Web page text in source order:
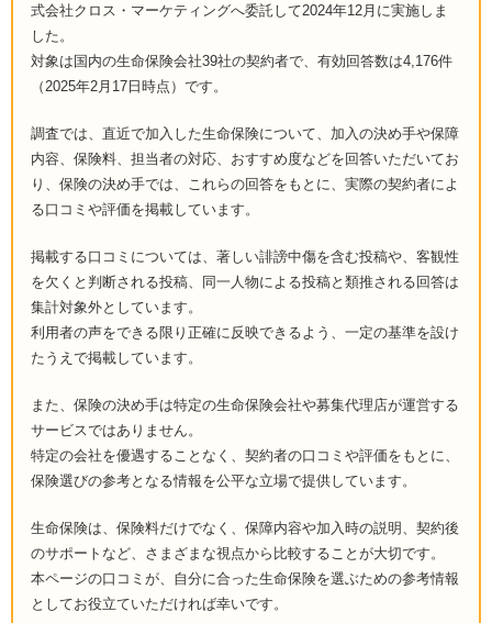
式会社クロス・マーケティングへ委託して2024年12月に実施しま
した。
対象は国内の生命保険会社39社の契約者で、有効回答数は4,176件
（2025年2月17日時点）です。
調査では、直近で加入した生命保険について、加入の決め手や保障
内容、保険料、担当者の対応、おすすめ度などを回答いただいてお
り、保険の決め手では、これらの回答をもとに、実際の契約者によ
る口コミや評価を掲載しています。
掲載する口コミについては、著しい誹謗中傷を含む投稿や、客観性
を欠くと判断される投稿、同一人物による投稿と類推される回答は
集計対象外としています。
利用者の声をできる限り正確に反映できるよう、一定の基準を設け
たうえで掲載しています。
また、保険の決め手は特定の生命保険会社や募集代理店が運営する
サービスではありません。
特定の会社を優遇することなく、契約者の口コミや評価をもとに、
保険選びの参考となる情報を公平な立場で提供しています。
生命保険は、保険料だけでなく、保障内容や加入時の説明、契約後
のサポートなど、さまざまな視点から比較することが大切です。
本ページの口コミが、自分に合った生命保険を選ぶための参考情報
としてお役立ていただければ幸いです。